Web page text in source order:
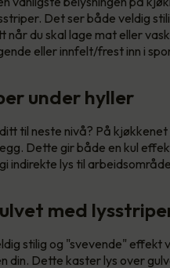
Det ser både veldig
når du skal lage mat eller
eller innfelt/frest inn i
under hyller
til neste nivå? På
Dette gir både en kul
indirekte lys til
med
stilig og "svevende"
din. Dette kaster lys over